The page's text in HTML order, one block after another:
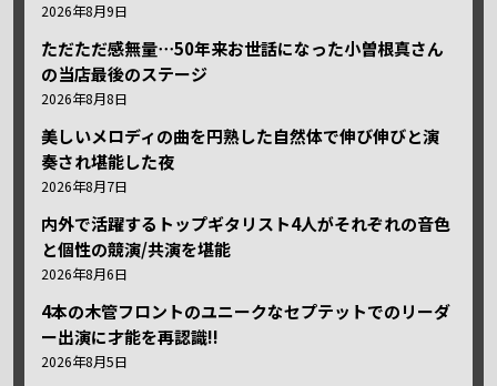
2026年8月9日
ただただ感無量⋯50年来お世話になった小曽根真さん
の当店最後のステージ
2026年8月8日
美しいメロディの曲を円熟した自然体で伸び伸びと演
奏され堪能した夜
2026年8月7日
内外で活躍するトップギタリスト4人がそれぞれの音色
と個性の競演/共演を堪能
2026年8月6日
4本の木管フロントのユニークなセプテットでのリーダ
ー出演に才能を再認識!!
2026年8月5日